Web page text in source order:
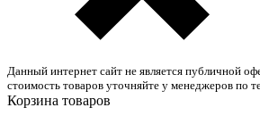
Данный интернет сайт не является публичной
стоимость товаров уточняйте у менеджеров по
Корзина товаров